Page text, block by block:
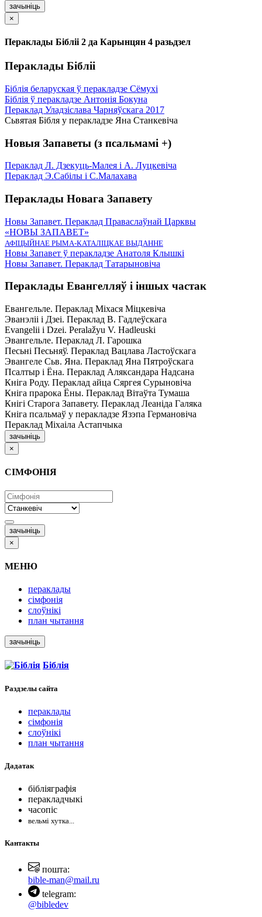
зачыніць
×
Пераклады Бібліі 2 да Карынцян 4 разьдзел
Пераклады Бібліі
Біблія беларуская ў перакладзе Сёмухі
Біблія ў перакладзе Антонія Бокуна
Пераклад Уладзіслава Чарняўскага 2017
Сьвятая Бібля у перакладзе Яна Станкевіча
Новыя Запаветы (з псальмамі +)
Пераклад Л. Дзекуць-Малея і А. Луцкевіча
Пераклад Э.Сабілы і С.Малахава
Пераклады Новага Запавету
Новы Запавет. Пераклад Праваслаўнай Царквы
«НОВЫ ЗАПАВЕТ»
АФІЦЫЙНАЕ РЫМА-КАТАЛІЦКАЕ ВЫДАННЕ
Новы Запавет ў перакладзе Анатоля Клышкi
Новы Запавет. Пераклад Татарыновіча
Пераклады Евангелляў і іншых частак
Евангельле. Пераклад Міхася Міцкевіча
Эванэліі і Дзеі. Пераклад В. Гадлеўскага
Evangelii і Dzei. Рeralažyu V. Hadleuski
Эвангельле. Пераклад Л. Гарошка
Песьні Песьняў. Пераклад Вацлава Ластоўскага
Эвангеле Сьв. Яна. Пераклад Яна Пятроўскага
Псалтыр i Ёна. Пераклад Аляксандара Надсана
Кніга Роду. Пераклад айца Сяргея Сурыновіча
Кніга прарока Ёны. Пераклад Вітаўта Тумаша
Кнігі Старога Запавету. Пераклад Леаніда Галяка
Кніга псальмаў у перакладзе Язэпа Германовіча
Пераклад Міхаіла Астапчыка
зачыніць
×
СІМФОНІЯ
зачыніць
×
МЕНЮ
пераклады
сімфонія
слоўнікі
план чытання
зачыніць
Біблія
Раздзелы сайта
пераклады
сімфонія
слоўнікі
план чытання
Дадатак
бібліяграфія
перакладчыкі
часопіс
вельмі хутка...
Кантакты
пошта:
bible-man@mail.ru
telegram:
@bibledev